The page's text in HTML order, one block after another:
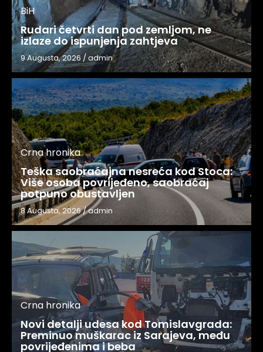
BiH
Rudari četvrti dan pod zemljom, ne
izlaze do ispunjenja zahtjeva
9 Augusta, 2026 /admin
Crna hronika
Teška saobraćajna nesreća kod Stoca:
Više osoba povrijeđeno, saobraćaj
potpuno obustavljen
8 Augusta, 2026/admin
Crna hronika
Novi detalji udesa kod Tomislavgrada:
Preminuo muškarac iz Sarajeva, među
povrijeđenima i beba